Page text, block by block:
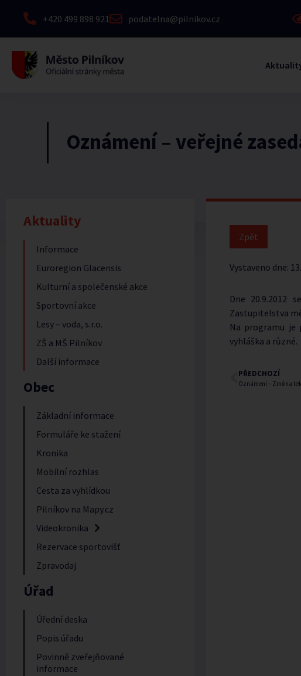
+420 499 898 921 podatelna@pilnikov.cz
Oznámení – veřejné
Aktuality
Informace
Euroregion Glacensis
Kulturní a společenské akce
Sportovní akce
Lesy – voda, s.r.o.
ZŠ a MŠ Pilníkov
Další informace
Obec
Základní informace
Formuláře ke stažení
Kronika
Mobilní rozhlas
Cesta za vyhlídkou
Pilníkov na Mapy.cz
Videokronika
Rezervace sportovišť
Zpravodaj
Úřad
Úřední deska
Popis úřadu
Povinně zveřejňované
informace
Vystaveno dne:
Dne 20.9.2012
Zastupitelstva
Na programu je
vyhláška a různé.
PŘEDCHOZÍ
Oznámení – Změna